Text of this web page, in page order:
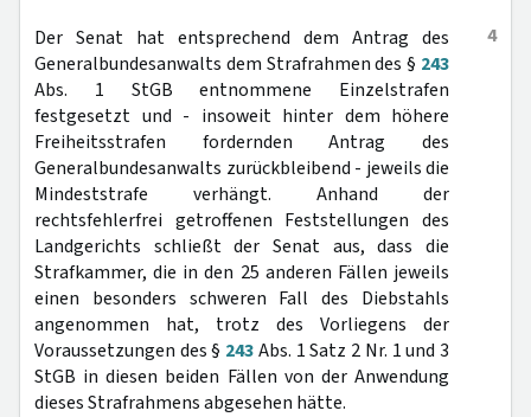
4
Der Senat hat entsprechend dem Antrag des
Generalbundesanwalts dem Strafrahmen des § 243
Abs. 1 StGB entnommene Einzelstrafen
festgesetzt und - insoweit hinter dem höhere
Freiheitsstrafen fordernden Antrag des
Generalbundesanwalts zurückbleibend - jeweils die
Mindeststrafe verhängt. Anhand der
rechtsfehlerfrei getroffenen Feststellungen des
Landgerichts schließt der Senat aus, dass die
Strafkammer, die in den 25 anderen Fällen jeweils
einen besonders schweren Fall des Diebstahls
angenommen hat, trotz des Vorliegens der
Voraussetzungen des § 243Abs. 1 Satz 2 Nr. 1 und 3
StGB in diesen beiden Fällen von der Anwendung
dieses Strafrahmens abgesehen hätte.